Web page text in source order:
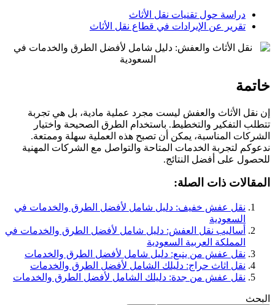
دراسة حول تقنيات نقل الأثاث
تقرير عن الإيرادات في قطاع نقل الأثاث
خاتمة
إن نقل الأثاث والعفش ليست مجرد عملية مادية، بل هي تجربة
تتطلب التفكير والتخطيط. باستخدام الطرق الصحيحة واختيار
الشركات المناسبة، يمكن أن تصبح هذه العملية سهلة وممتعة.
ندعوكم لتجربة الخدمات المتاحة والتواصل مع الشركات المهنية
للحصول على أفضل النتائج.
المقالات ذات الصلة:
نقل عفش خفيف: دليل شامل لأفضل الطرق والخدمات في
السعودية
أساليب نقل العفش: دليل شامل لأفضل الطرق والخدمات في
المملكة العربية السعودية
نقل عفش من ينبع: دليل شامل لأفضل الطرق والخدمات
نقل اثاث حراج: دليلك الشامل لأفضل الطرق والخدمات
نقل عفش من جدة: دليلك الشامل لأفضل الطرق والخدمات
البحث